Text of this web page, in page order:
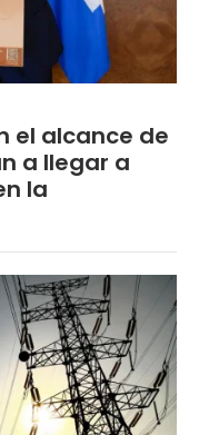
el alcance de
a llegar a
la